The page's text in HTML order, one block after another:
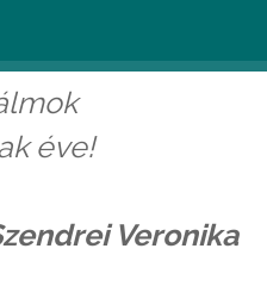
éve!
Veronika